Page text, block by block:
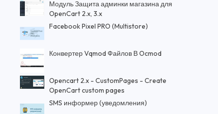
Модуль Защита админки магазина для
OpenCart 2.x, 3.x
Facebook Pixel PRO (Multistore)
Конвертер Vqmod Файлов В Ocmod
Opencart 2.x - CustomPages - Create
OpenCart custom pages
SMS информер (уведомления)